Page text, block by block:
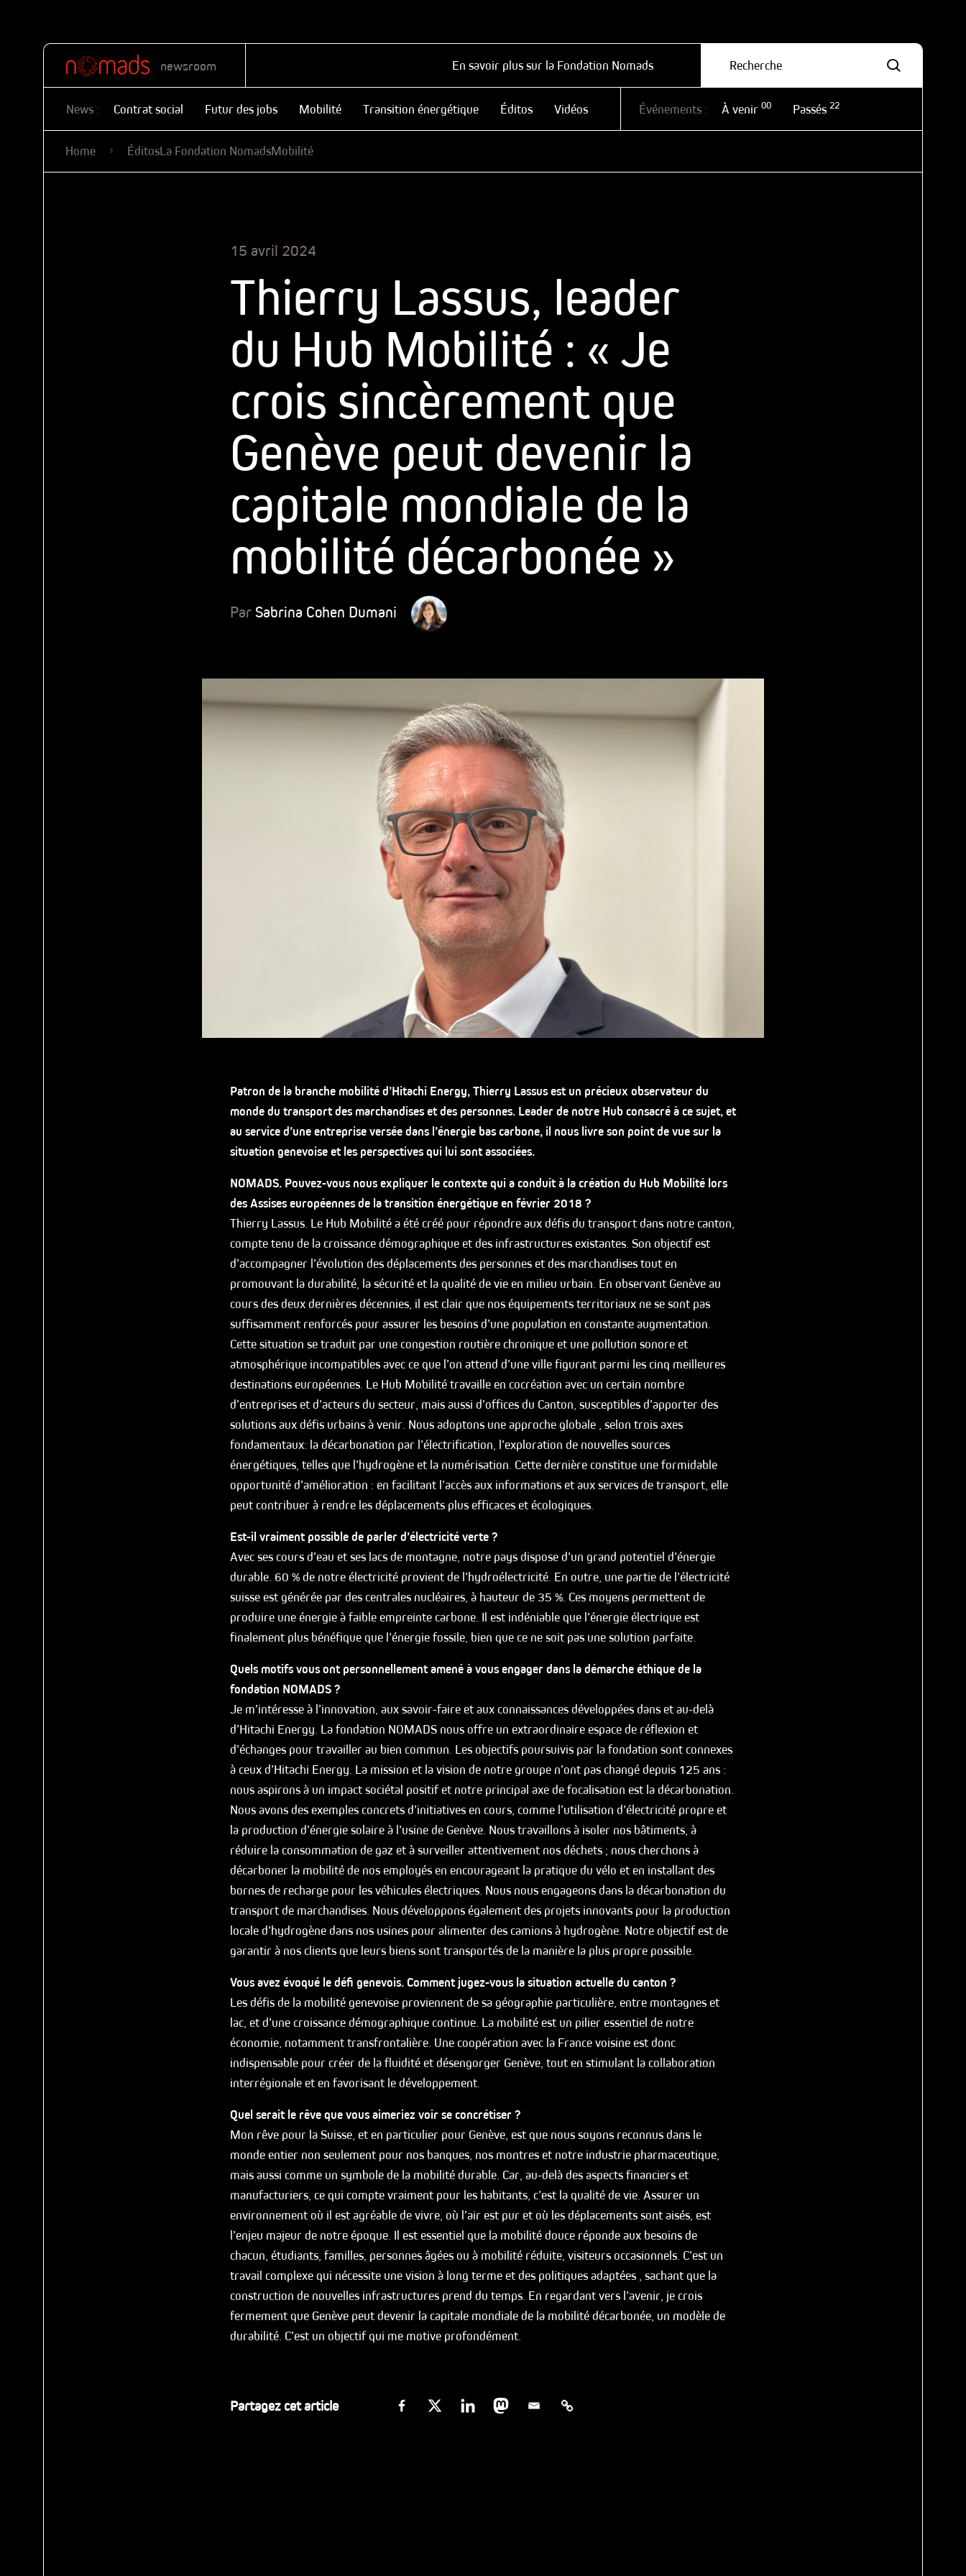
newsroom En savoir plus sur la Fondation Nomads
News : Contrat social Futur des jobs Mobilité Transition énergétique Éditos Vidéos Événements : À venir 00 Passés 22
Home ÉditosLa Fondation NomadsMobilité
15 avril 2024
Thierry Lassus, leader
du Hub Mobilité : « Je
crois sincèrement que
Genève peut devenir la
capitale mondiale de la
mobilité décarbonée »
Par Sabrina Cohen Dumani
Patron de la branche mobilité d’Hitachi Energy, Thierry Lassusest un précieux observateur du
monde du transport des marchandises et des personnes. Leader de notre Hub consacré à ce sujet, et
au service d’une entreprise versée dans l’énergie bas carbone, il nous livre son point de vue sur la
situation genevoise et les perspectives qui lui sont associées.
NOMADS. Pouvez-vous nous expliquer le contexte qui a conduit à la création du Hub Mobilité lors
des Assises européennes de la transition énergétique en février 2018 ?
Thierry Lassus. Le Hub Mobilité a été créé pour répondre aux défis du transport dans notre canton,
compte tenu de la croissance démographique et des infrastructures existantes. Son objectif est
d’accompagner l’évolution des déplacements des personnes et des marchandises tout en
promouvant la durabilité, la sécurité et la qualité de vie en milieu urbain. En observant Genève au
cours des deux dernières décennies, il est clair que nos équipements territoriaux ne se sont pas
suffisamment renforcés pour assurer les besoins d’une population en constante augmentation.
Cette situation se traduit par une congestion routière chronique et une pollution sonore et
atmosphérique incompatibles avec ce que l’on attend d’une ville figurant parmi les cinq meilleures
destinations européennes. Le Hub Mobilité travaille en cocréation avec un certain nombre
d’entreprises et d’acteurs du secteur, mais aussi d’offices du Canton, susceptibles d’apporter des
solutions aux défis urbains à venir. Nous adoptons une approche globale , selon trois axes
fondamentaux: la décarbonation par l’électrification, l’exploration de nouvelles sources
énergétiques, telles que l’hydrogène et la numérisation. Cette dernière constitue une formidable
opportunité d’amélioration : en facilitant l’accès aux informations et aux services de transport, elle
peut contribuer à rendre les déplacements plus efficaces et écologiques.
Est-il vraiment possible de parler d’électricité verte ?
Avec ses cours d’eau et ses lacs de montagne, notre pays dispose d’un grand potentiel d’énergie
durable. 60 % de notre électricité provient de l’hydroélectricité. En outre, une partie de l’électricité
suisse est générée par des centrales nucléaires, à hauteur de 35 %. Ces moyens permettent de
produire une énergie à faible empreinte carbone. Il est indéniable que l’énergie électrique est
finalement plus bénéfique que l’énergie fossile, bien que ce ne soit pas une solution parfaite.
Quels motifs vous ont personnellement amené à vous engager dans la démarche éthique de la
fondation NOMADS ?
Je m’intéresse à l’innovation, aux savoir-faire et aux connaissances développées dans et au-delà
d’Hitachi Energy. La fondation NOMADS nous offre un extraordinaire espace de réflexion et
d’échanges pour travailler au bien commun. Les objectifs poursuivis par la fondation sont connexes
à ceux d’Hitachi Energy. La mission et la vision de notre groupe n’ont pas changé depuis 125 ans :
nous aspirons à un impact sociétal positif et notre principal axe de focalisation est la décarbonation.
Nous avons des exemples concrets d’initiatives en cours, comme l’utilisation d’électricité propre et
la production d’énergie solaire à l’usine de Genève. Nous travaillons à isoler nos bâtiments, à
réduire la consommation de gaz et à surveiller attentivement nos déchets ; nous cherchons à
décarboner la mobilité de nos employés en encourageant la pratique du vélo et en installant des
bornes de recharge pour les véhicules électriques. Nous nous engageons dans la décarbonation du
transport de marchandises. Nous développons également des projets innovants pour la production
locale d’hydrogène dans nos usines pour alimenter des camions à hydrogène. Notre objectif est de
garantir à nos clients que leurs biens sont transportés de la manière la plus propre possible.
Vous avez évoqué le défi genevois. Comment jugez-vous la situation actuelle du canton ?
Les défis de la mobilité genevoise proviennent de sa géographie particulière, entre montagnes et
lac, et d’une croissance démographique continue. La mobilité est un pilier essentiel de notre
économie, notamment transfrontalière. Une coopération avec la France voisine est donc
indispensable pour créer de la fluidité et désengorger Genève, tout en stimulant la collaboration
interrégionale et en favorisant le développement.
Quel serait le rêve que vous aimeriez voir se concrétiser ?
Mon rêve pour la Suisse, et en particulier pour Genève, est que nous soyons reconnus dans le
monde entier non seulement pour nos banques, nos montres et notre industrie pharmaceutique,
mais aussi comme un symbole de la mobilité durable. Car, au-delà des aspects financiers et
manufacturiers, ce qui compte vraiment pour les habitants, c’est la qualité de vie. Assurer un
environnement où il est agréable de vivre, où l’air est pur et où les déplacements sont aisés, est
l’enjeu majeur de notre époque. Il est essentiel que la mobilité douce réponde aux besoins de
chacun, étudiants, familles, personnes âgées ou à mobilité réduite, visiteurs occasionnels. C’est un
travail complexe qui nécessite une vision à long terme et des politiques adaptées , sachant que la
construction de nouvelles infrastructures prend du temps. En regardant vers l’avenir, je crois
fermement que Genève peut devenir la capitale mondiale de la mobilité décarbonée, un modèle de
durabilité. C’est un objectif qui me motive profondément.
Partagez cet article